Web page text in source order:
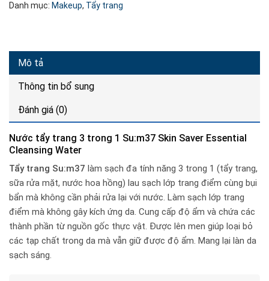
Danh mục: Makeup, Tẩy trang
Mô tả
Thông tin bổ sung
Đánh giá (0)
Nước tẩy trang 3 trong 1 Su:m37 Skin Saver Essential
Cleansing Water
Tẩy trang Su:m37 làm sạch đa tính năng 3 trong 1 (tẩy trang,
sữa rửa mặt, nước hoa hồng) lau sạch lớp trang điểm cùng bụi
bẩn mà không cần phải rửa lại với nước. Làm sạch lớp trang
điểm mà không gây kích ứng da. Cung cấp độ ẩm và chứa các
thành phần từ nguồn gốc thực vật. Được lên men giúp loại bỏ
các tạp chất trong da mà vẫn giữ được độ ẩm. Mang lại làn da
sạch sáng.